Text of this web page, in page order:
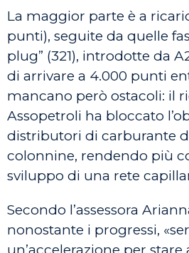
La maggior parte è a
punti), seguite da quelle
plug” (321), introdotte da
di arrivare a 4.000 punti
mancano però ostacoli: il
Assopetroli ha bloccato
distributori di carburante
colonnine, rendendo più
sviluppo di una rete
Secondo l’assessora
nonostante i progressi,